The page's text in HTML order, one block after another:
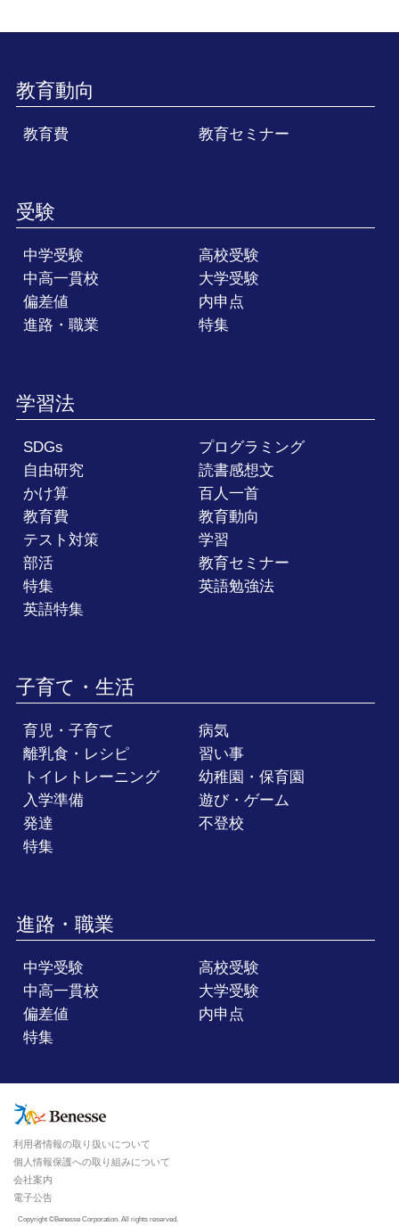
教育動向
教育費 教育セミナー
受験
中学受験
高校受験
中高一貫校
大学受験
偏差値
内申点
進路・職業
特集
学習法
SDGs
プログラミング
自由研究
読書感想文
かけ算
百人一首
教育費
教育動向
テスト対策
学習
部活
教育セミナー
特集
英語勉強法
英語特集
子育て・生活
育児・子育て
病気
離乳食・レシピ
習い事
トイレトレーニング
幼稚園・保育園
入学準備
遊び・ゲーム
発達
不登校
特集
進路・職業
中学受験
高校受験
中高一貫校
大学受験
偏差値
内申点
特集
Copyright ©Benesse Corporation. All rights reserved.
利用者情報の取り扱いについて
個人情報保護への取り組みについて
会社案内
電子公告